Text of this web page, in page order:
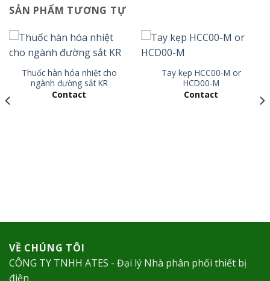
SẢN PHẨM TƯƠNG TỰ
Thuốc hàn hóa nhiệt cho
ngành đường sắt KR
Contact
Tay kẹp HCC00-M or
HCD00-M
Contact
VỀ CHÚNG TÔI
CÔNG TY TNHH ATES - Đại lý Nhà phân phối thiết bị
điện